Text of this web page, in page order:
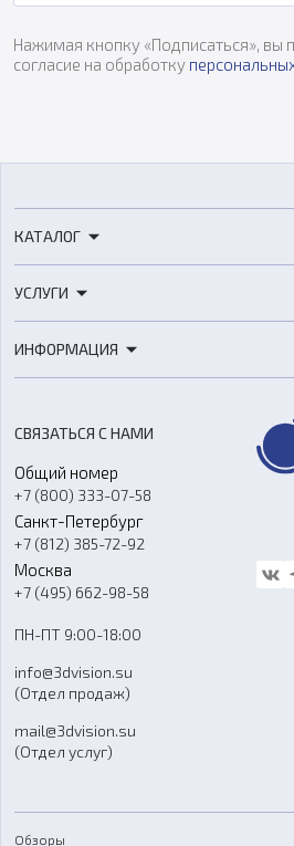
Нажимая кнопку «Подписаться», вы
согласие на обработку
КАТАЛОГ
3D-сканеры
Расходные материалы
Оборудование и материалы для
Аксессуары и прочее оборудование
Программное обеспечение
УСЛУГИ
3D-моделирование
Ремонт и услуги
ИНФОРМАЦИЯ
О компании
Контакты
Гос. закупки
Стать дилером
Блог
FAQ
СВЯЗАТЬСЯ С НАМИ
Общий номер
+7 (800) 333-07-58
Санкт-Петербург
+7 (812) 385-72-92
Москва
+7 (495) 662-98-58
ПН-ПТ 9:00-18:00
info@3dvision.su
(Отдел продаж)
mail@3dvision.su
(Отдел услуг)
Обзоры